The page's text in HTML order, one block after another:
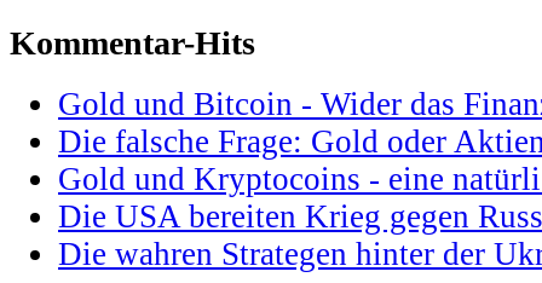
Kommentar-Hits
Gold und Bitcoin - Wider das
Die falsche Frage: Gold oder
Gold und Kryptocoins - eine
Die USA bereiten Krieg gegen
Die wahren Strategen hinter der